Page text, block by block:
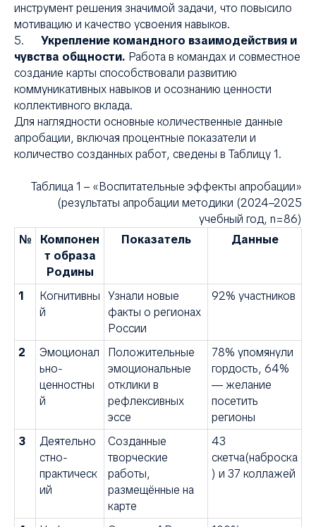
инструмент решения значимой задачи, что повысило
мотивацию и качество усвоения навыков.
5. Укрепление командного взаимодействия и
чувства общности. Работа в командах и совместное
создание карты способствовали развитию
коммуникативных навыков и осознанию ценности
коллективного вклада.
Для наглядности основные количественные данные
апробации, включая процентные показатели и
количество созданных работ, сведены в Таблицу 1.
Таблица 1 – «Воспитательные эффекты апробации»
(результаты апробации методики (2024–2025
учебный год, n=86)
№
Компонен
т образа
Родины
Показатель Данные
1
Когнитивны
й
Узнали новые
факты о регионах
России
92% участников
2
Эмоционал
ьно-
ценностны
й
Положительные
эмоциональные
отклики в
рефлексивных
эссе
78% упомянули
гордость, 64%
— желание
посетить
регионы
3
Деятельно
стно-
практическ
ий
Созданные
творческие
работы,
размещённые на
карте
43
скетча(наброска
) и 37 коллажей